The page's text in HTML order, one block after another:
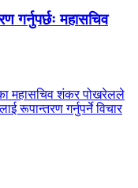
गर्नुपर्छः महासचिव
महासचिव शंकर पोखरेलले
रूपान्तरण गर्नुपर्ने विचार